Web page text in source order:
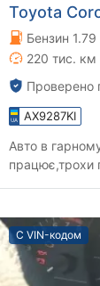
Toyota
Бензин 1.79
220 тис. км
Проверено
AX9287KI
Авто в
працює,трохи
С VIN-кодом